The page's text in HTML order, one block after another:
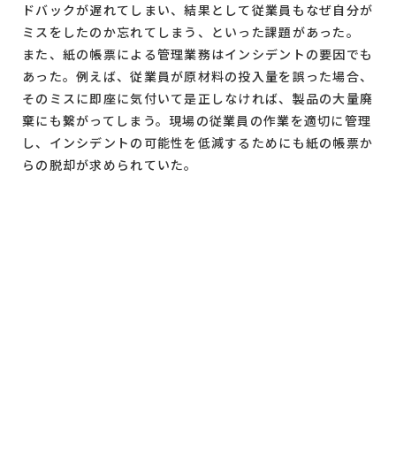
ドバックが遅れてしまい、結果として従業員もなぜ自分が
ミスをしたのか忘れてしまう、といった課題があった。
また、紙の帳票による管理業務はインシデントの要因でも
あった。例えば、従業員が原材料の投入量を誤った場合、
そのミスに即座に気付いて是正しなければ、製品の大量廃
棄にも繋がってしまう。現場の従業員の作業を適切に管理
し、インシデントの可能性を低減するためにも紙の帳票か
らの脱却が求められていた。